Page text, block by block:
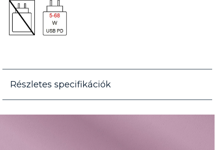
Részletes specifikációk